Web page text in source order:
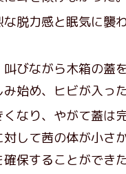
脱力感と眠気に襲
びながら木箱の蓋
始め、ヒビが入った
なり、やがて蓋は
して茜の体が小さ
保することができた